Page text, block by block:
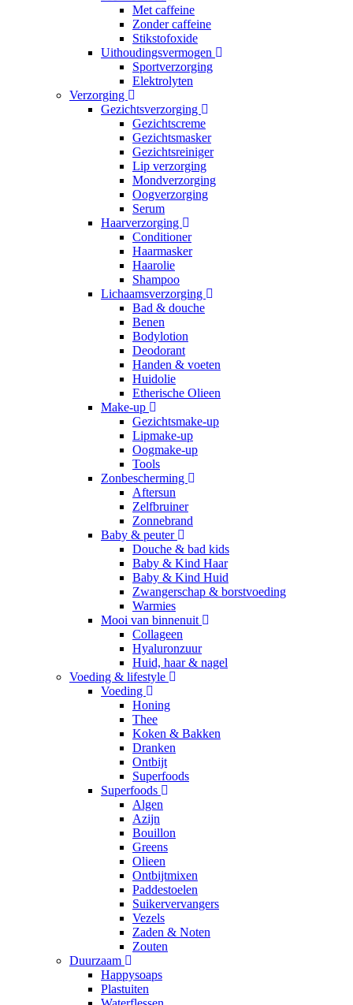
Met caffeine
Zonder caffeine
Stikstofoxide
Uithoudingsvermogen
Sportverzorging
Elektrolyten
Verzorging
Gezichtsverzorging
Gezichtscreme
Gezichtsmasker
Gezichtsreiniger
Lip verzorging
Mondverzorging
Oogverzorging
Serum
Haarverzorging
Conditioner
Haarmasker
Haarolie
Shampoo
Lichaamsverzorging
Bad & douche
Benen
Bodylotion
Deodorant
Handen & voeten
Huidolie
Etherische Olieen
Make-up
Gezichtsmake-up
Lipmake-up
Oogmake-up
Tools
Zonbescherming
Aftersun
Zelfbruiner
Zonnebrand
Baby & peuter
Douche & bad kids
Baby & Kind Haar
Baby & Kind Huid
Zwangerschap & borstvoeding
Warmies
Mooi van binnenuit
Collageen
Hyaluronzuur
Huid, haar & nagel
Voeding & lifestyle
Voeding
Honing
Thee
Koken & Bakken
Dranken
Ontbijt
Superfoods
Superfoods
Algen
Azijn
Bouillon
Greens
Olieen
Ontbijtmixen
Paddestoelen
Suikervervangers
Vezels
Zaden & Noten
Zouten
Duurzaam
Happysoaps
Plastuiten